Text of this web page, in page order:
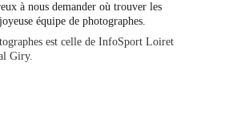
à nous demander où trouver les
équipe de photographes.
est celle de InfoSport Loiret
Giry.